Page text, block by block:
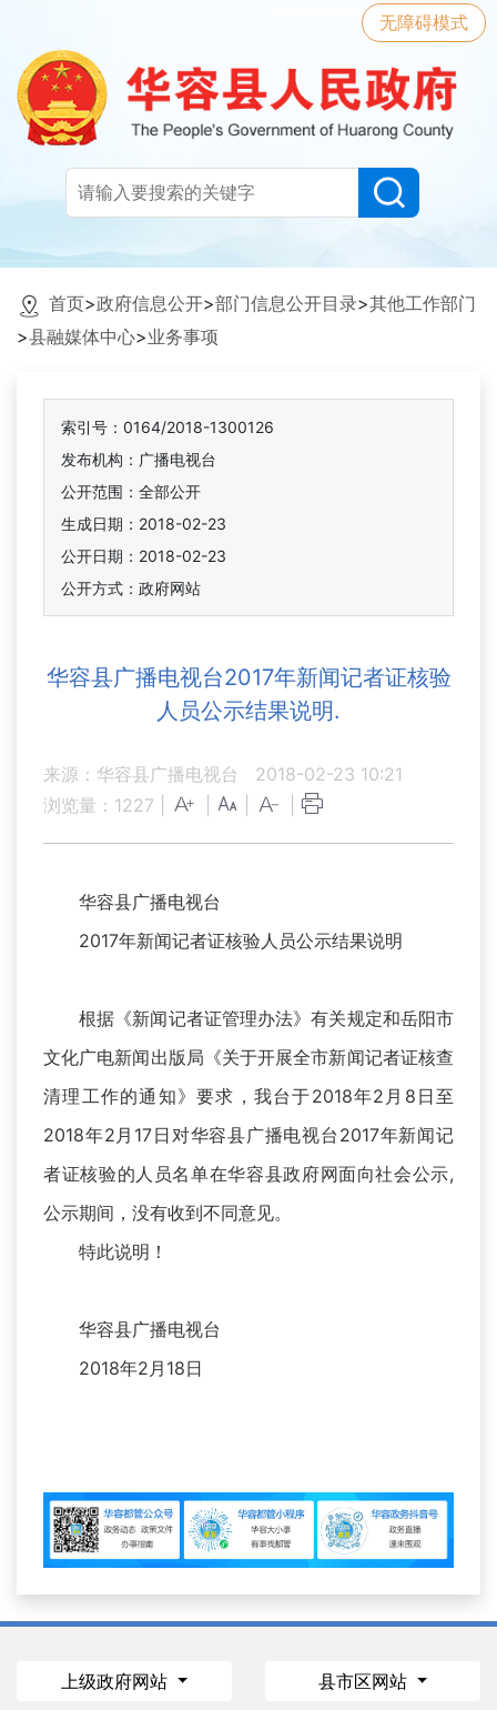
无障碍模式
首页>政府信息公开>部门信息公开目录>其他工作部门
>县融媒体中心>业务事项
索引号：0164/2018-1300126
发布机构：广播电视台
公开范围：全部公开
生成日期：2018-02-23
公开日期：2018-02-23
公开方式：政府网站
华容县广播电视台2017年新闻记者证核验
人员公示结果说明.
来源：华容县广播电视台
2018-02-23 10:21
浏览量： 1227
华容县广播电视台
2017年新闻记者证核验人员公示结果说明
根据《新闻记者证管理办法》有关规定和岳阳市
文化广电新闻出版局《关于开展全市新闻记者证核查
清理工作的通知》要求，我台于2018年2月8日至
2018年2月17日对华容县广播电视台2017年新闻记
者证核验的人员名单在华容县政府网面向社会公示,
公示期间，没有收到不同意见。
特此说明！
华容县广播电视台
2018年2月18日
上级政府网站 县市区网站